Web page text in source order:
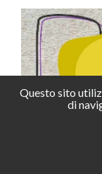
Questo sito
di